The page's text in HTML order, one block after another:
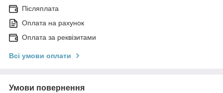
Післяплата
Оплата на рахунок
Оплата за реквізитами
Всі умови оплати
Умови повернення